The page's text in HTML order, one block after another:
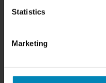
Statistics
Marketing
Tegning og tilbud